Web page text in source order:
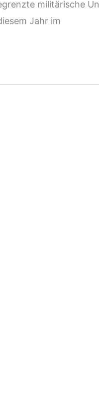
militärische
Jahr im